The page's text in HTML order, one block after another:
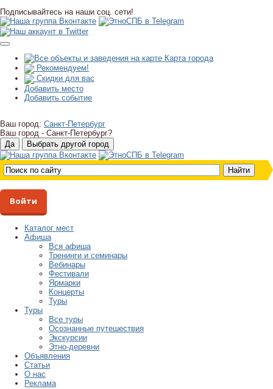
Подписывайтесь на наши соц. сети!
Карта города
Рекомендуем!
Скидки для вас
Добавить место
Добавить событие
Ваш город: Санкт-Петербург
Ваш город - Санкт-Петербург?
Войти
Каталог мест
Афиша
Вся афиша
Тренинги и семинары
Вебинары
Фестивали
Ярмарки
Концерты
Туры
Туры
Все туры
Осознанные путешествия
Экскурсии
Этно-деревни
Объявления
Статьи
О нас
Реклама